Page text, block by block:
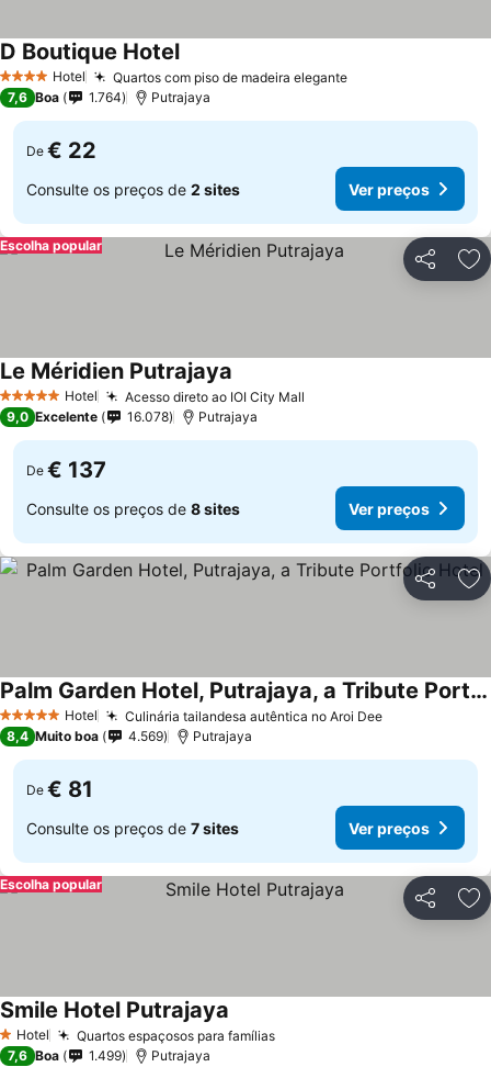
4 EstrelasHotel Quartos com piso de madeira eleganteVer preços
D Boutique HotelVer preços
7,6 Boa 1.764 Putrajaya
De € 22
Consulte os preços de 2 sites Ver preços
Partilhar
Escolha popular
5 Estrelas Hotel Acesso direto ao IOI City Mall
Le Méridien Putrajaya
9,0 Excelente 16.078 Putrajaya
De € 137
Consulte os preços de 8 sites Ver preços
Partilhar
5 Estrelas Hotel Culinária tailandesa autêntica no Aroi DeeVer preços
Palm Garden Hotel, Putrajaya, a Tribute Portfolio Hotel
Ver preços
8,4 Muito boa 4.569 Putrajaya
De € 81
Consulte os preços de 7 sites Ver preços
Partilhar
Escolha popular
1 Estrelas
Hotel Quartos espaçosos para famíliasVer preços
Smile Hotel Putrajaya
7,6 Boa 1.499 Putrajaya